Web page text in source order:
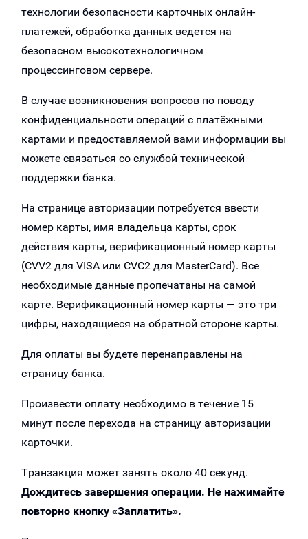
технологии безопасности карточных онлайн-
платежей, обработка данных ведется на
безопасном высокотехнологичном
процессинговом сервере.
В случае возникновения вопросов по поводу
конфиденциальности операций с платёжными
картами и предоставляемой вами информации вы
можете связаться со службой технической
поддержки банка.
На странице авторизации потребуется ввести
номер карты, имя владельца карты, срок
действия карты, верификационный номер карты
(CVV2 для VISA или CVC2 для MasterCard). Все
необходимые данные пропечатаны на самой
карте. Верификационный номер карты — это три
цифры, находящиеся на обратной стороне карты.
Для оплаты вы будете перенаправлены на
страницу банка.
Произвести оплату необходимо в течение 15
минут после перехода на страницу авторизации
карточки.
Транзакция может занять около 40 секунд.
Дождитесь завершения операции. Не нажимайте
повторно кнопку «Заплатить».